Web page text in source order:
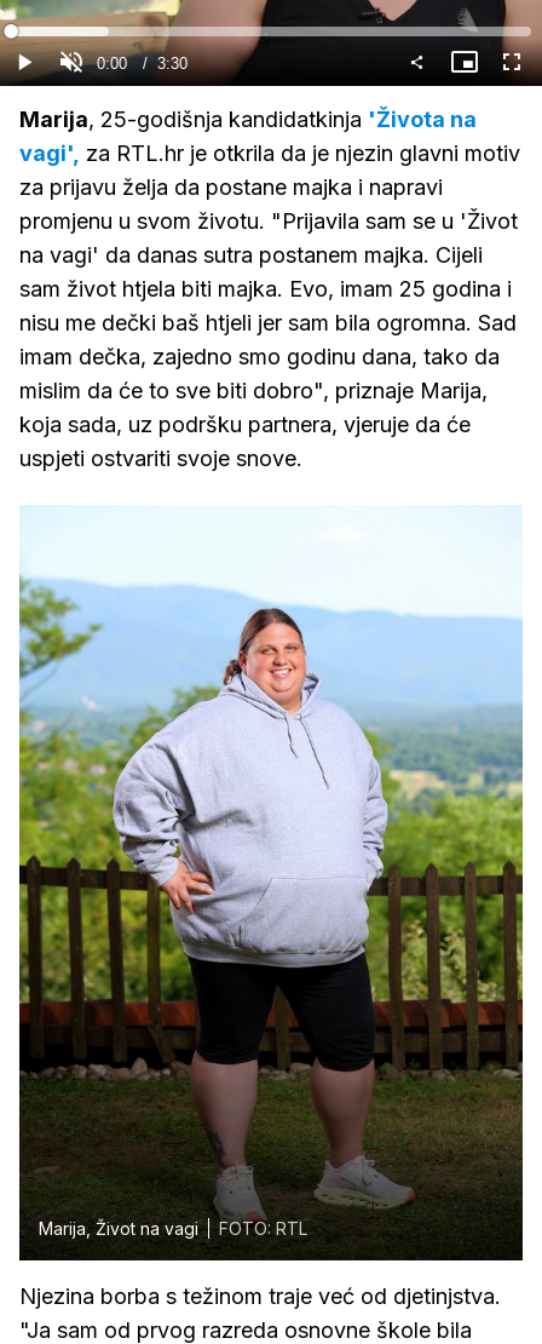
Gledaj
GledajUpali
zvuk
Current
Time
0:00 / Duration
3:30
Loaded:
18.94%
Slika
u
Marija, 25-godišnja kandidatkinja 'Života na
vagi', za RTL.hr je otkrila da je njezin glavni motiv
za prijavu želja da postane majka i napravi
promjenu u svom životu. "Prijavila sam se u 'Život
na vagi' da danas sutra postanem majka. Cijeli
sam život htjela biti majka. Evo, imam 25 godina i
nisu me dečki baš htjeli jer sam bila ogromna. Sad
imam dečka, zajedno smo godinu dana, tako da
mislim da će to sve biti dobro", priznaje Marija,
koja sada, uz podršku partnera, vjeruje da će
uspjeti ostvariti svoje snove.
Marija, Život na vagi FOTO: RTL
Njezina borba s težinom traje već od djetinjstva.
"Ja sam od prvog razreda osnovne škole bila